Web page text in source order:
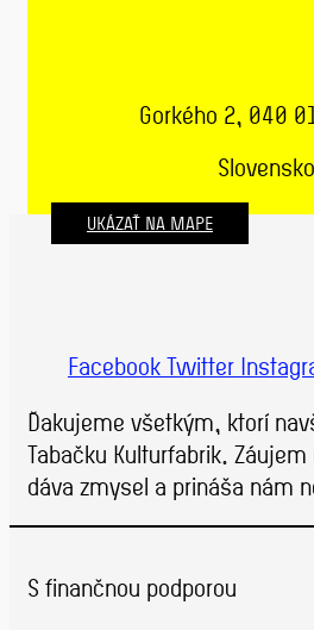
Gorkého 2, 040
Slovensko
UKÁZAŤ NA MAPE
Facebook Twitter
Ďakujeme všetkým, ktorí
Tabačku Kulturfabrik.
dáva zmysel a prináša nám
S finančnou podporou